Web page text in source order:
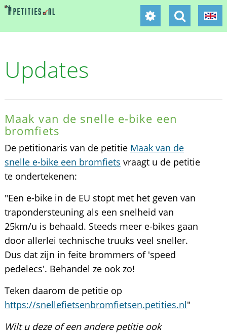
Updates
Maak van de snelle e-bike een
bromfiets
De petitionaris van de petitie Maak van de
snelle e-bike een bromfiets vraagt u de petitie
te ondertekenen:
"Een e-bike in de EU stopt met het geven van
trapondersteuning als een snelheid van
25km/u is behaald. Steeds meer e-bikes gaan
door allerlei technische truuks veel sneller.
Dus dat zijn in feite brommers of 'speed
pedelecs'. Behandel ze ook zo!
Teken daarom de petitie op
https://snellefietsenbromfietsen.petities.nl"
Wilt u deze of een andere petitie ook